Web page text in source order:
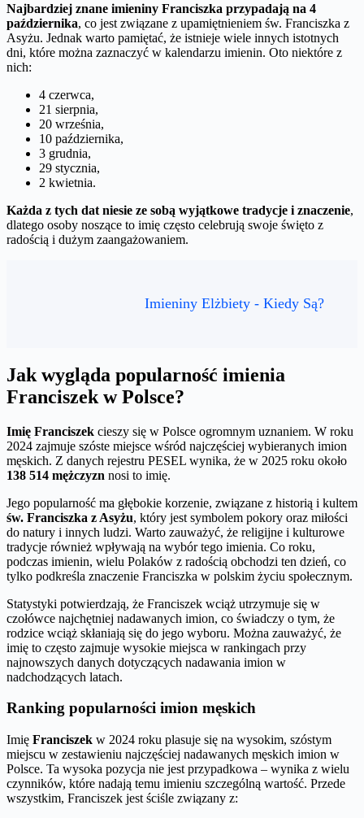
Najbardziej znane imieniny Franciszka przypadają na 4
października, co jest związane z upamiętnieniem św. Franciszka z
Asyżu. Jednak warto pamiętać, że istnieje wiele innych istotnych
dni, które można zaznaczyć w kalendarzu imienin. Oto niektóre z
nich:
4 czerwca,
21 sierpnia,
20 września,
10 października,
3 grudnia,
29 stycznia,
2 kwietnia.
Każda z tych dat niesie ze sobą wyjątkowe tradycje i znaczenie,
dlatego osoby noszące to imię często celebrują swoje święto z
radością i dużym zaangażowaniem.
Imieniny Elżbiety - Kiedy Są?
Jak wygląda popularność imienia
Franciszek w Polsce?
Imię Franciszek cieszy się w Polsce ogromnym uznaniem. W roku
2024 zajmuje szóste miejsce wśród najczęściej wybieranych imion
męskich. Z danych rejestru PESEL wynika, że w 2025 roku około
138 514 mężczyzn nosi to imię.
Jego popularność ma głębokie korzenie, związane z historią i kultem
św. Franciszka z Asyżu, który jest symbolem pokory oraz miłości
do natury i innych ludzi. Warto zauważyć, że religijne i kulturowe
tradycje również wpływają na wybór tego imienia. Co roku,
podczas imienin, wielu Polaków z radością obchodzi ten dzień, co
tylko podkreśla znaczenie Franciszka w polskim życiu społecznym.
Statystyki potwierdzają, że Franciszek wciąż utrzymuje się w
czołówce najchętniej nadawanych imion, co świadczy o tym, że
rodzice wciąż skłaniają się do jego wyboru. Można zauważyć, że
imię to często zajmuje wysokie miejsca w rankingach przy
najnowszych danych dotyczących nadawania imion w
nadchodzących latach.
Ranking popularności imion męskich
Imię Franciszek w 2024 roku plasuje się na wysokim, szóstym
miejscu w zestawieniu najczęściej nadawanych męskich imion w
Polsce. Ta wysoka pozycja nie jest przypadkowa – wynika z wielu
czynników, które nadają temu imieniu szczególną wartość. Przede
wszystkim, Franciszek jest ściśle związany z: